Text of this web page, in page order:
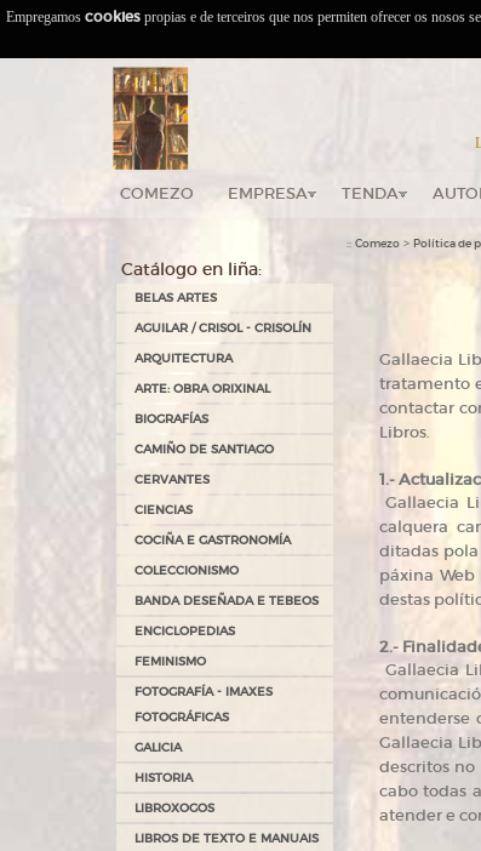
COMEZO EMPRESA TENDA
Catálogo en liña:
BELAS ARTES
AGUILAR / CRISOL - CRISOLÍN
ARQUITECTURA
ARTE: OBRA ORIXINAL
BIOGRAFÍAS
CAMIÑO DE SANTIAGO
CERVANTES
CIENCIAS
COCIÑA E GASTRONOMÍA
COLECCIONISMO
BANDA DESEÑADA E TEBEOS
ENCICLOPEDIAS
FEMINISMO
FOTOGRAFÍA - IMAXES
FOTOGRÁFICAS
GALICIA
HISTORIA
LIBROXOGOS
LIBROS DE TEXTO E MANUAIS
:: Comezo > Política de
Gallaecia
tratamento
contactar
Libros.
1.-
Gallaecia
calquera
ditadas
páxina
destas
2.-
Gallaecia
entenderse
Gallaecia
descritos
cabo todas
atender e
Empregamos cookies propias e de terceiros que nos permiten ofrecer os nosos